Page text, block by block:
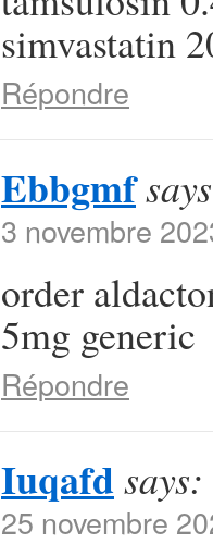
simvastatin
Répondre
Ebbgmf
3 novembre
order
5mg generic
Répondre
Iuqafdsays:
25 novembre